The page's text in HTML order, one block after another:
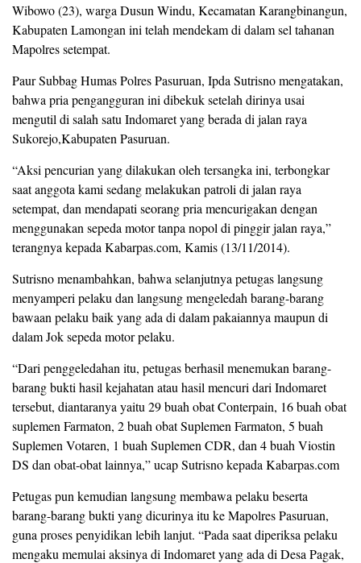
Wibowo (23), warga Dusun Windu, Kecamatan Karangbinangun,
Kabupaten Lamongan ini telah mendekam di dalam sel tahanan
Mapolres setempat.
Paur Subbag Humas Polres Pasuruan, Ipda Sutrisno mengatakan,
bahwa pria pengangguran ini dibekuk setelah dirinya usai
mengutil di salah satu Indomaret yang berada di jalan raya
Sukorejo,Kabupaten Pasuruan.
“Aksi pencurian yang dilakukan oleh tersangka ini, terbongkar
saat anggota kami sedang melakukan patroli di jalan raya
setempat, dan mendapati seorang pria mencurigakan dengan
menggunakan sepeda motor tanpa nopol di pinggir jalan raya,”
terangnya kepada Kabarpas.com, Kamis (13/11/2014).
Sutrisno menambahkan, bahwa selanjutnya petugas langsung
menyamperi pelaku dan langsung mengeledah barang-barang
bawaan pelaku baik yang ada di dalam pakaiannya maupun di
dalam Jok sepeda motor pelaku.
“Dari penggeledahan itu, petugas berhasil menemukan barang-
barang bukti hasil kejahatan atau hasil mencuri dari Indomaret
tersebut, diantaranya yaitu 29 buah obat Conterpain, 16 buah obat
suplemen Farmaton, 2 buah obat Suplemen Farmaton, 5 buah
Suplemen Votaren, 1 buah Suplemen CDR, dan 4 buah Viostin
DS dan obat-obat lainnya,” ucap Sutrisno kepada Kabarpas.com
Petugas pun kemudian langsung membawa pelaku beserta
barang-barang bukti yang dicurinya itu ke Mapolres Pasuruan,
guna proses penyidikan lebih lanjut. “Pada saat diperiksa pelaku
mengaku memulai aksinya di Indomaret yang ada di Desa Pagak,